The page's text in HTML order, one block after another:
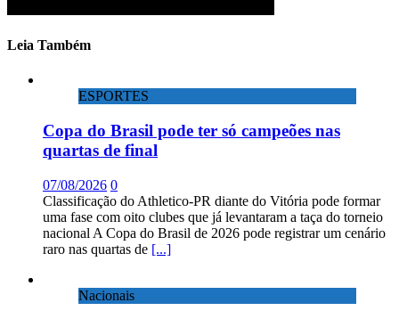
Leia Também
ESPORTES
Copa do Brasil pode ter só campeões nas
quartas de final
07/08/2026 0
Classificação do Athletico-PR diante do Vitória pode formar
uma fase com oito clubes que já levantaram a taça do torneio
nacional A Copa do Brasil de 2026 pode registrar um cenário
raro nas quartas de [...]
Nacionais